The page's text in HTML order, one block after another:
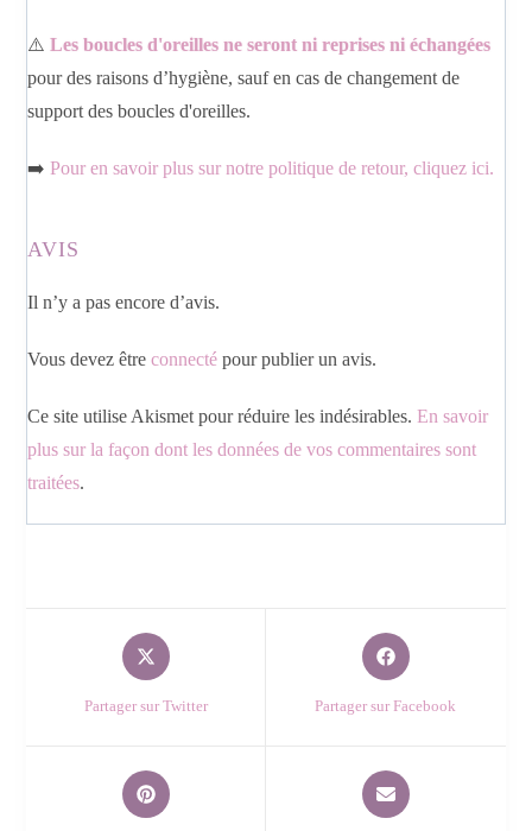
⚠️Les boucles d'oreilles ne seront ni reprises ni échangées
pour des raisons d’hygiène, sauf en cas de changement de
support des boucles d'oreilles.
➡️Pour en savoir plus sur notre politique de retour, cliquez ici.
AVIS
Il n’y a pas encore d’avis.
Vous devez êtreconnecté pour publier un avis.
Ce site utilise Akismet pour réduire les indésirables.En savoir
plus sur la façon dont les données de vos commentaires sont
traitées.
Partager sur Twitter Partager sur Facebook